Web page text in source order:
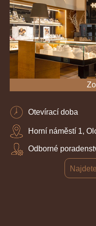
Otevírací doba
Horní náměstí 1,
Odborné